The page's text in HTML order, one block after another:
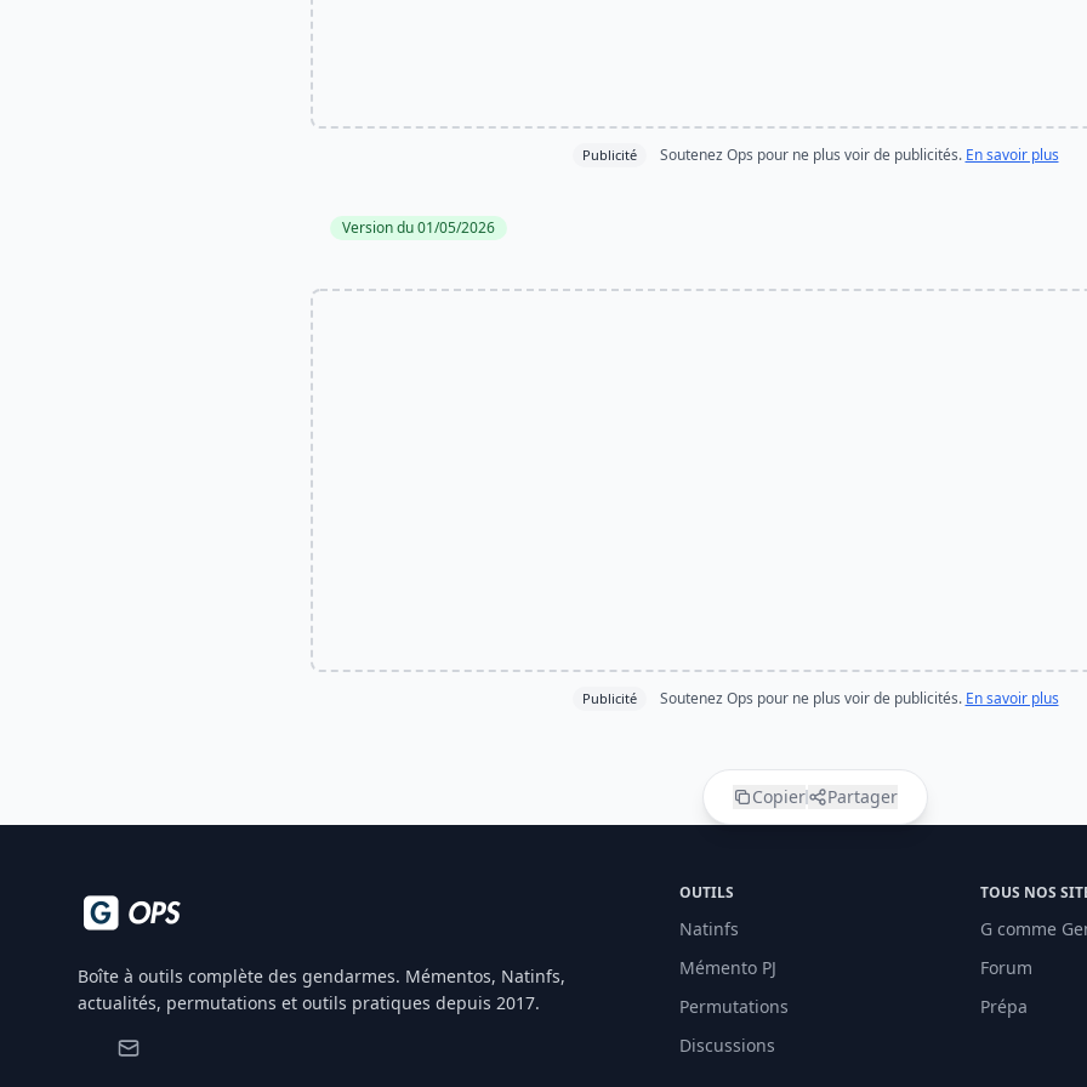
Publicité Soutenez Ops pour ne plus voir de publicités. En savoir plus
Version du 01/05/2026
Publicité Soutenez Ops pour ne plus voir de publicités. En savoir plus
Copier Partager
Boîte à outils complète des gendarmes. Mémentos, Natinfs,
actualités, permutations et outils pratiques depuis 2017.
OUTILS
Natinfs
Mémento PJ
Permutations
Discussions
TOUS NOS
G comme
Forum
Prépa